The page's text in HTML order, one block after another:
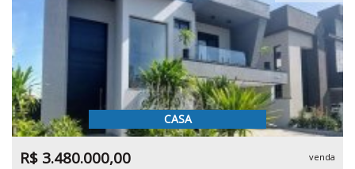
CASA
R$ 3.480.000,00 venda